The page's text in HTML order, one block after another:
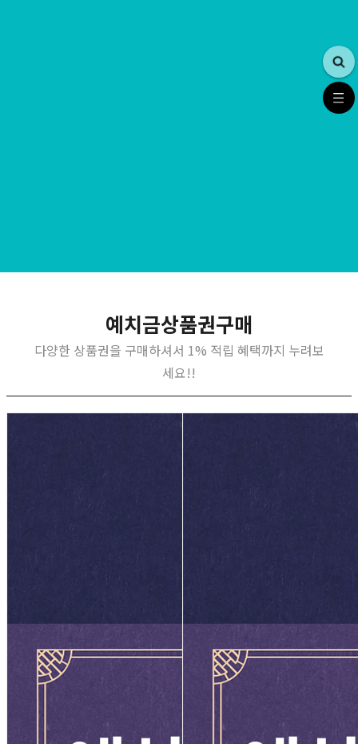
예치금상품권구매
다양한 상품권을 구매하셔서 1% 적립 혜택까지 누려보
세요!!